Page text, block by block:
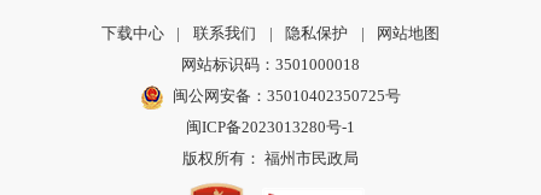
下载中心 | 联系我们 | 隐私保护 |
网站地图
网站标识码：3501000018
闽公网安备：35010402350725号
闽ICP备2023013280号-1
版权所有： 福州市民政局